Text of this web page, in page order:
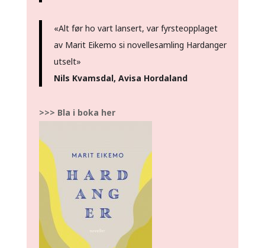
«Alt før ho vart lansert, var fyrsteopplaget
av Marit Eikemo si novellesamling Hardanger
utselt»
Nils Kvamsdal, Avisa Hordaland
>>> Bla i boka her